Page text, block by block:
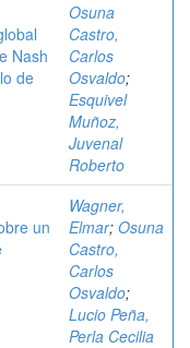
Nash
de
Osuna
Castro,
Carlos
Osvaldo;
Esquivel
Muñoz,
Juvenal
Roberto
un
Wagner,
Elmar; Osuna
Castro,
Carlos
Osvaldo;
Lucio Peña,
Perla Cecilia